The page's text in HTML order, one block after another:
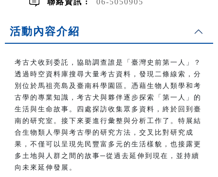
聯絡資訊 : 06-5050905
活動內容介紹
考古犬收到委託，協助調查誰是「臺灣史前第一人」？
透過時空資料庫搜尋大量考古資料，發現二條線索，分
別位於馬祖亮島及臺南科學園區。憑藉生物人類學和考
古學的專業知識，考古犬與夥伴逐步探索「第一人」的
生活與生命故事。四處探訪收集眾多資料，終於回到臺
南的研究室。接下來要進行彙整與分析工作了。特展結
合生物類人學與考古學的研究方法，交叉比對研究成
果，不僅可以呈現先民豐富多元的生活樣貌，也接露更
多土地與人群之間的故事─從過去延伸到現在，並持續
向未來延伸發展。